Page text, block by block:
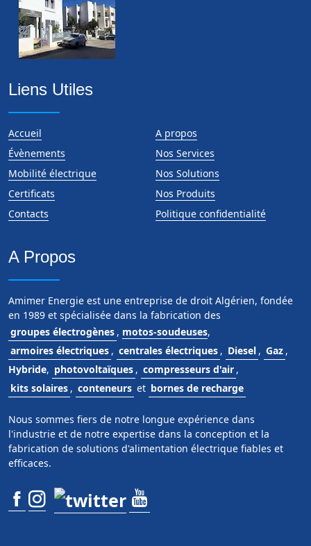
Liens Utiles
Accueil
A propos
Évènements
Nos Services
Mobilité électrique
Nos Solutions
Certificats
Nos Produits
Contacts
Politique confidentialité
A Propos
Amimer Energie est une entreprise de droit Algérien, fondée
en 1989 et spécialisée dans la fabrication des
groupes électrogènes , motos-soudeuses,
armoires électriques , centrales électriques , Diesel , Gaz ,
Hybride, photovoltaïques , compresseurs d'air ,
kits solaires , conteneurs et bornes de recharge
Nous sommes fiers de notre longue expérience dans
l'industrie et de notre expertise dans la conception et la
fabrication de solutions d'alimentation électrique fiables et
efficaces.